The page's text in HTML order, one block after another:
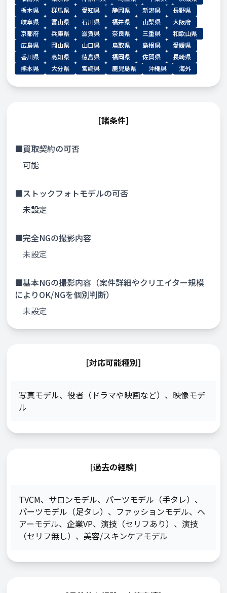
栃木県
群馬県 愛知県 静岡県 新潟県
長野県
岐阜県
富山県 石川県 福井県 山梨県
大阪府
京都府
兵庫県 滋賀県 奈良県 三重県
和歌山県
広島県
岡山県 山口県 鳥取県 島根県
愛媛県
香川県
高知県 徳島県 福岡県 佐賀県
長崎県
熊本県
大分県 宮崎県 鹿児島県 沖縄県 海外
[諸条件]
■買取契約の可否
可能
■ストックフォトモデルの可否
未設定
■完全NGの撮影内容
未設定
■基本NGの撮影内容（案件詳細やクリエイター規模
によりOK/NGを個別判断）
未設定
[対応可能種別]
写真モデル、役者（ドラマや映画など） 、 映像モデ
ル
[過去の経験]
TVCM、 サロンモデル、 パーツモデル（手タレ） 、
パーツモデル（足タレ） 、 ファッションモデル、 ヘ
アーモデル、企業VP、演技（セリフあり） 、演技
（セリフ無し） 、美容/スキンケアモデル